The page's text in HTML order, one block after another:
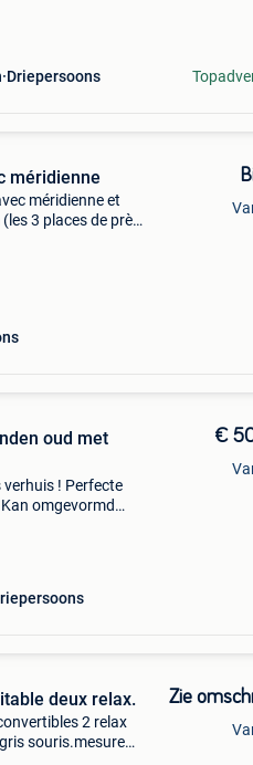
Driepersoons
méridienne
méridienne et
3 places de près
oud met
! Perfecte
omgevormd
€
deux relax.
2 relax
souris.mesure
Zie